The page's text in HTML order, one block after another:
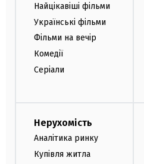
Найцікавіші фільми
Українські фільми
Фільми на вечір
Комедії
Серіали
Нерухомість
Аналітика ринку
Купівля житла